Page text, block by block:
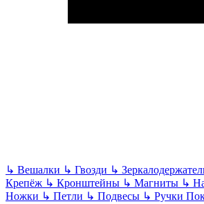
↳ Вешалки ↳ Гвозди ↳
Крепёж ↳ Кронштейны ↳ Магниты ↳
Ножки ↳ Петли ↳ Подвесы ↳ Ручки